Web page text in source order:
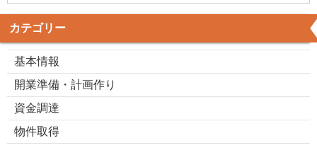
カテゴリー
基本情報
開業準備・計画作り
資金調達
物件取得